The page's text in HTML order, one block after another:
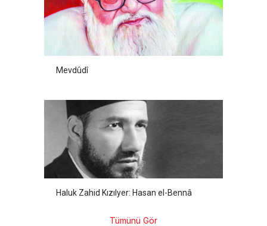
Mevdûdî
Haluk Zahid Kızılyer: Hasan el-Bennâ
Tümünü Gör